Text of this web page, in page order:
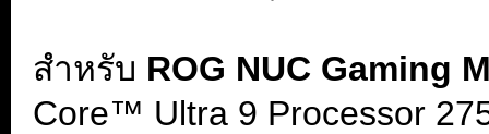
สำหรับ ROG NUC Gaming
Core™ Ultra 9 Processor